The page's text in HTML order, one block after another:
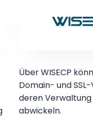
Über WISECP
Domain- und
deren
abwickeln.